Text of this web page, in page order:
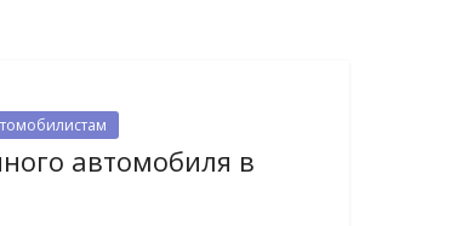
автомобиля в